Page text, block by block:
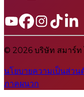
© 2026 บริษัท สมาร์ท
นโยบายความเป็นส่วน
ภาคผนวก